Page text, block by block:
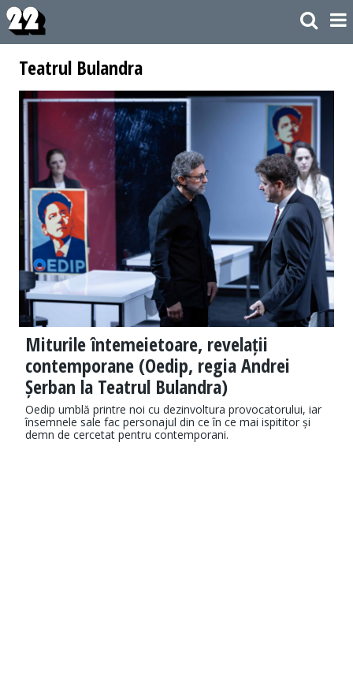
Teatrul Bulandra
Miturile întemeietoare, revelații
contemporane (Oedip, regia Andrei
Șerban la Teatrul Bulandra)
Oedip umblă printre noi cu dezinvoltura provocatorului, iar
însemnele sale fac personajul din ce în ce mai ispititor și
demn de cercetat pentru contemporani.